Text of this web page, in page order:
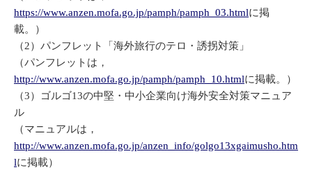
https://www.anzen.mofa.go.jp/pamph/pamph_03.htmlに掲
載。）
（2）パンフレット「海外旅行のテロ・誘拐対策」
（パンフレットは，
http://www.anzen.mofa.go.jp/pamph/pamph_10.htmlに掲載。）
（3）ゴルゴ13の中堅・中小企業向け海外安全対策マニュア
ル
（マニュアルは，
http://www.anzen.mofa.go.jp/anzen_info/golgo13xgaimusho.htm
lに掲載）